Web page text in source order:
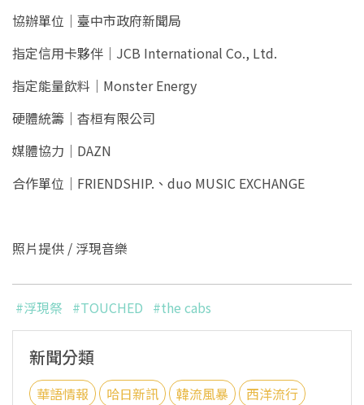
協辦單位｜臺中市政府新聞局
指定信用卡夥伴｜JCB International Co., Ltd.
指定能量飲料｜Monster Energy
硬體統籌｜杳桓有限公司
媒體協力｜DAZN
合作單位｜FRIENDSHIP.、duo MUSIC EXCHANGE
照片提供 / 浮現音樂
#浮現祭 #TOUCHED #the cabs
新聞分類
華語情報 哈日新訊 韓流風暴 西洋流行